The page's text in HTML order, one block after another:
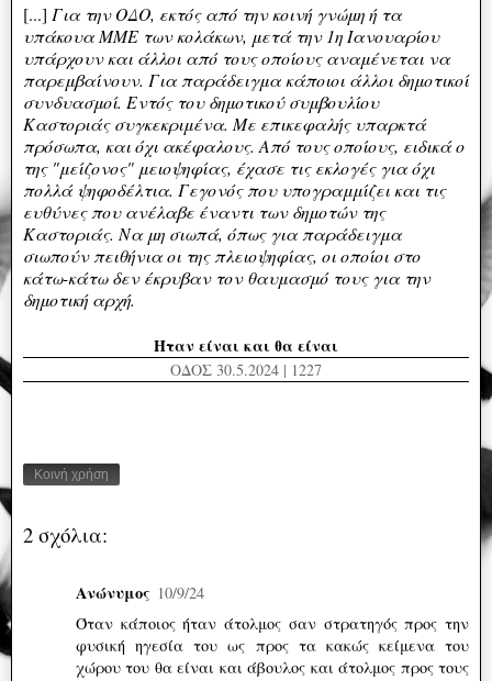
[...] Για την ΟΔΟ, εκτός από την κοινή γνώμη ή τα
υπάκουα MME των κολάκων, μετά την 1η Ιανουαρίου
υπάρχουν και άλλοι από τους οποίους αναμένεται να
παρεμβαίνουν. Για παράδειγμα κάποιοι άλλοι δημοτικοί
συνδυασμοί. Εντός του δημοτικού συμβουλίου
Καστοριάς συγκεκριμένα. Με επικεφαλής υπαρκτά
πρόσωπα, και όχι ακέφαλους. Από τους οποίους, ειδικά ο
της "μείζονος" μειοψηφίας, έχασε τις εκλογές για όχι
πολλά ψηφοδέλτια. Γεγονός που υπογραμμίζει και τις
ευθύνες που ανέλαβε έναντι των δημοτών της
Καστοριάς. Να μη σιωπά, όπως για παράδειγμα
σιωπούν πειθήνια οι της πλειοψηφίας, οι οποίοι στο
κάτω-κάτω δεν έκρυβαν τον θαυμασμό τους για την
δημοτική αρχή.
Ήταν είναι και θα είναι
ΟΔΟΣ 30.5.2024 | 1227
Κοινή χρήση
2 σχόλια:
Ανώνυμος 10/9/24
Όταν κάποιος ήταν άτολμος σαν στρατηγός προς την
φυσική ηγεσία του ως προς τα κακώς κείμενα του
χώρου του θα είναι και άβουλος και άτολμος προς τους